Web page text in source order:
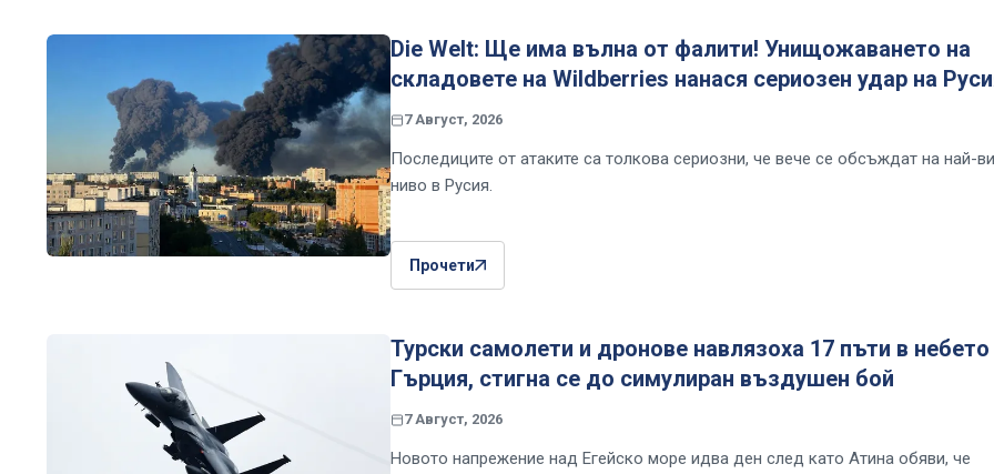
Die Welt: Ще има вълна от фалити! Унищожаването на
складовете на Wildberries нанася сериозен удар на
7 Август, 2026
Последиците от атаките са толкова сериозни, че вече се обсъждат на най-
ниво в Русия.
Прочети
Турски самолети и дронове навлязоха 17 пъти в небето
Гърция, стигна се до симулиран въздушен бой
7 Август, 2026
Новото напрежение над Егейско море идва ден след като Атина обяви, че